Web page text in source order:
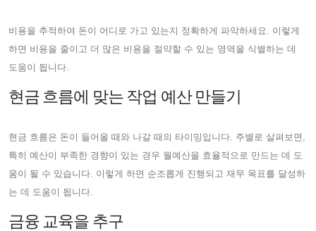
비용을 추적하여 돈이 어디로 가고 있는지 정확하게 파악하세요. 이렇게
하면 비용을 줄이고 더 많은 비용을 절약할 수 있는 영역을 식별하는 데
도움이 됩니다.
현금 흐름에 맞는 작업 예산 만들기
현금 흐름은 돈이 들어올 때와 나갈 때의 타이밍입니다. 주별로 살펴보면,
특히 예산이 부족한 경향이 있는 경우 월예산을 효율적으로 만드는 데 도
움이 될 수 있습니다. 이렇게 하면 순조롭게 진행되고 재무 목표를 달성하
는 데 도움이 됩니다.
금융 교육을 추구